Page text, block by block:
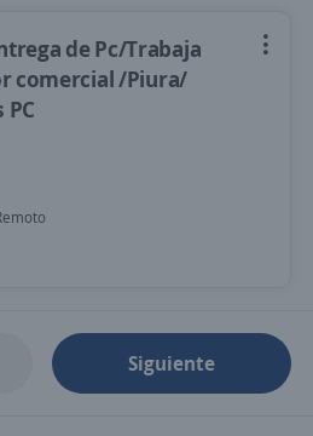
de Pc/Trabaja
comercial /Piura/
Siguiente